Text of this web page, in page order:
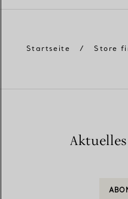
Startseite / Store